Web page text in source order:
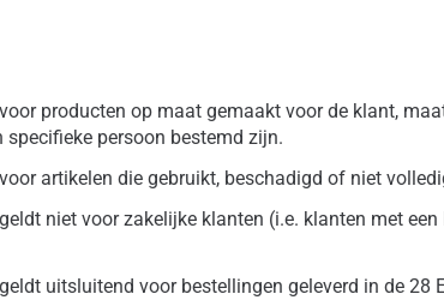
producten op maat gemaakt voor de klant,
persoon bestemd zijn.
artikelen die gebruikt, beschadigd of niet
niet voor zakelijke klanten (i.e. klanten met
uitsluitend voor bestellingen geleverd in de 28